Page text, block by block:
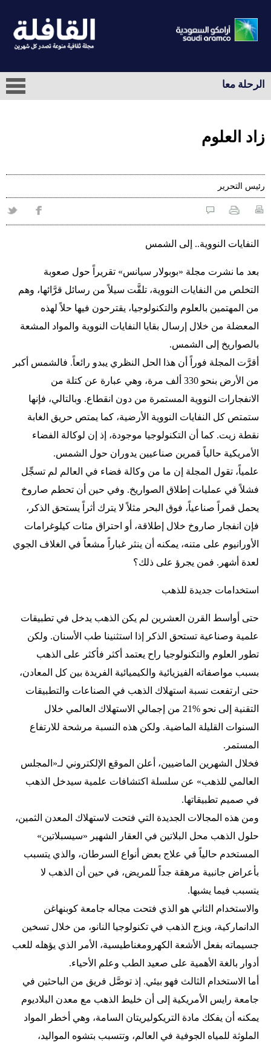
الرحلة معا
زاد العلوم
رئيس التحرير
النفايات النووية.. إلى الشمس
بعد ما نشرت مجلة «بوبولار سيانس» تقريراً حول صعوبة
التخلص من النفايات النووية، تلقَّت سيلاً من رسائل قرَّائها، وهم
من المهتمين بالعلوم والتكنولوجيا، يقترحون فيها حلاً لهذه
المعضلة من خلال إرسال بقايا النفايات النووية والمواد المشعة
بالصواريخ إلى الشمس.
أقرَّت المجلة فوراً أن هذا الحل النظري يبدو رائعاً. فالشمس أكبر
من الأرض بنحو 330 ألف مرة، وهي عبارة عن كتلة من
الانفجارات النووية المستمرة من دون انقطاع. وبالتالي، فإنها
ستمتص كل النفايات النووية الأرضية، كما يمتص حريق الغابة
نقطة زيت. كما أن التكنولوجيا موجودة، إذ إن لوكالة الفضاء
الأمريكية حالياً قمرين صناعيين يدوران حول الشمس.
علمياً، تقول المجلة إن ما من وكالة فضاء في العالم لم تسجِّل
فشلاً في عمليات إطلاق الصواريخ. وفي حين أن تحطم صاروخ
يحمل قمراً صناعياً، فوق البحر مثلاً لا يترك أثراً يستحق الذكر،
فإن انفجار صاروخ خلال إطلاقة، أو احتراق مئات كيلوغرامات
الأورانيوم على متنه، يمكنه أن ينثر غباراً مشعاً في الغلاف الجوي
لعدة أشهر. فمن يجرؤ على ذلك؟
استخدامات جديدة للذهب
حتى أواسط القرن العشرين لم يكن الذهب يدخل في تطبيقات
علمية وصناعية تستحق الذكر إذا استثنينا طب الأسنان. ولكن
تطور العلوم والتكنولوجيا راح يعتمد أكثر فأكثر على الذهب
بسبب مواصفاته الفيزيائية والكيميائية الفريدة بين كل المعادن،
حتى ارتفعت نسبة استهلاك الذهب في الصناعات والتطبيقات
التقنية إلى نحو %21 من إجمالي الاستهلاك العالمي خلال
السنوات القليلة الماضية. ولكن هذه النسبة مرشحة للارتفاع
المستمر.
فخلال الشهرين الماضيين، أعلن الموقع الإلكتروني لـ«المجلس
العالمي للذهب» عن سلسلة اكتشافات علمية سيدخل الذهب
في صميم تطبيقاتها.
ومن هذه المجالات الجديدة التي فتحت لاستهلاك المعدن الثمين،
حلول الذهب محل البلاتين في العقار الشهير «سيسبلاتين»
المستخدم حالياً في علاج بعض أنواع السرطان، والذي يتسبب
بأعراض جانبية مرهقة جداً للمريض، في حين أن الذهب لا
يتسبب فيما يشبها.
والاستخدام الثاني هو الذي فتحت مجاله جامعة كوبنهاغن
الدانماركية، ويزج الذهب في تكنولوجيا النانو، من خلال تسخين
جسيماته بفعل الأشعة الكهرومغناطيسية، الأمر الذي يؤهله للعب
أدوار بالغة الأهمية على صعيد الطب وعلم الأحياء.
أما الاستخدام الثالث فهو بيئي. إذ توصَّل فريق من الباحثين في
جامعة رايس الأمريكية إلى أن خليط الذهب مع معدن البلاديوم
يمكنه أن يفكك مادة التريكوليريتان السامة، وهي أخطر المواد
الملوثة للمياه الجوفية في العالم، وتتسبب بتشوه المواليد،